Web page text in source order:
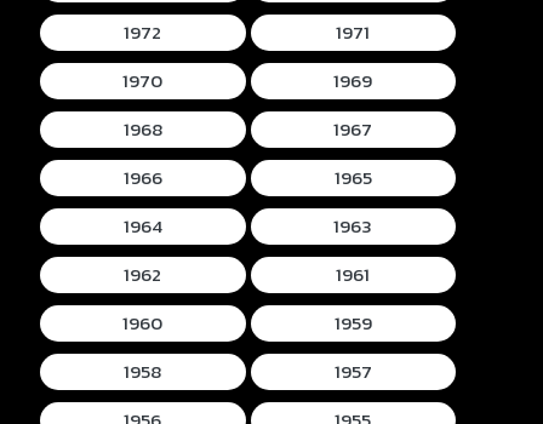
1972
1971
1970
1969
1968
1967
1966
1965
1964
1963
1962
1961
1960
1959
1958
1957